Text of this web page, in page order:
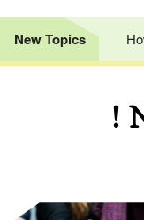
New Topics
!